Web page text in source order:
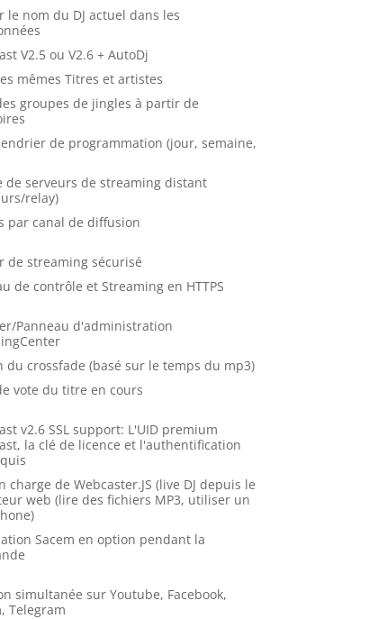
le nom du DJ actuel dans les
V2.5 ou V2.6 + AutoDj
mêmes Titres et artistes
groupes de jingles à partir de
de programmation (jour, semaine,
de serveurs de streaming distant
relay)
par canal de diffusion
de streaming sécurisé
de contrôle et Streaming en HTTPS
Panneau d'administration
du crossfade (basé sur le temps du mp3)
vote du titre en cours
v2.6 SSL support: L'UID premium
la clé de licence et l'authentification
charge de Webcaster.JS (live DJ depuis le
web (lire des fichiers MP3, utiliser un
Sacem en option pendant la
simultanée sur Youtube, Facebook,
Telegram